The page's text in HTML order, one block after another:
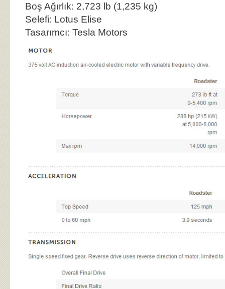
Boş Ağırlık: 2,723 lb (1,235 kg)
Selefi: Lotus Elise
Tasarımcı: Tesla Motors